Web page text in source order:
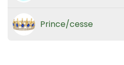
Prince/cesse